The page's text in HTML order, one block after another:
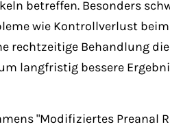
betreffen. Besonders
wie Kontrollverlust
rechtzeitige Behandlung
langfristig bessere
"Modifiziertes Preanal